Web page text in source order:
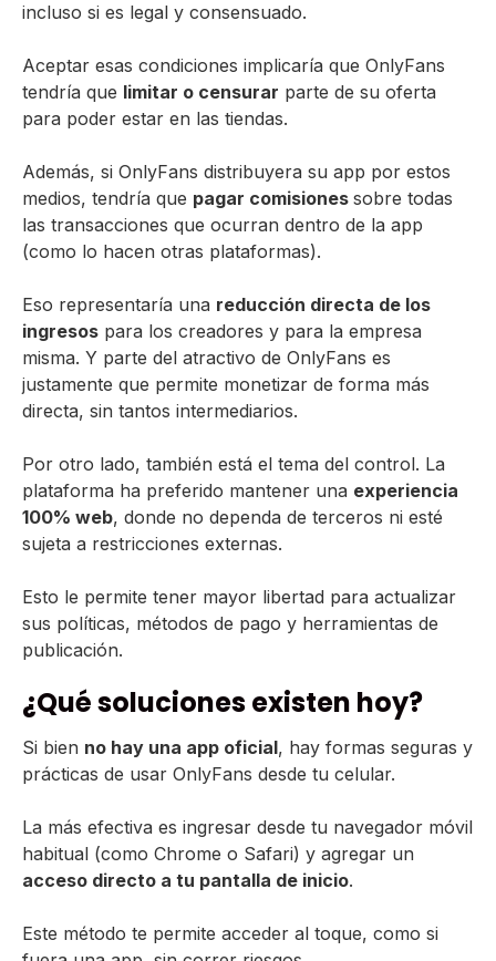
incluso si es legal y consensuado.
Aceptar esas condiciones implicaría que OnlyFans
tendría que limitar o censurar parte de su oferta
para poder estar en las tiendas.
Además, si OnlyFans distribuyera su app por estos
medios, tendría que pagar comisiones sobre todas
las transacciones que ocurran dentro de la app
(como lo hacen otras plataformas).
Eso representaría una reducción directa de los
ingresos para los creadores y para la empresa
misma. Y parte del atractivo de OnlyFans es
justamente que permite monetizar de forma más
directa, sin tantos intermediarios.
Por otro lado, también está el tema del control. La
plataforma ha preferido mantener una experiencia
100% web, donde no dependa de terceros ni esté
sujeta a restricciones externas.
Esto le permite tener mayor libertad para actualizar
sus políticas, métodos de pago y herramientas de
publicación.
¿Qué soluciones existen hoy?
Si bien no hay una app oficial, hay formas seguras y
prácticas de usar OnlyFans desde tu celular.
La más efectiva es ingresar desde tu navegador móvil
habitual (como Chrome o Safari) y agregar un
acceso directo a tu pantalla de inicio.
Este método te permite acceder al toque, como si